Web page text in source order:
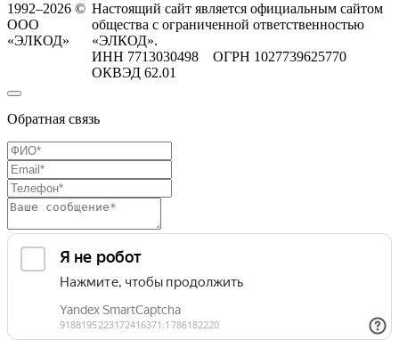
1992–2026 ©
ООО
«ЭЛКОД»
Настоящий сайт является официальным сайтом
общества с ограниченной ответственностью
«ЭЛКОД».
ИНН 7713030498 ОГРН 1027739625770
ОКВЭД 62.01
Обратная связь